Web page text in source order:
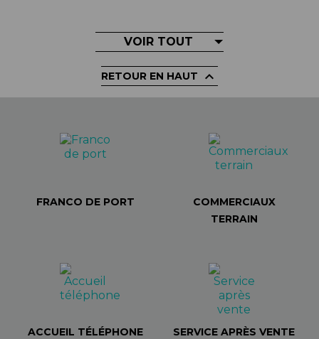
VOIR TOUT
RETOUR EN HAUT 
FRANCO DE PORT
COMMERCIAUX
TERRAIN
ACCUEIL TÉLÉPHONE SERVICE APRÈS VENTE